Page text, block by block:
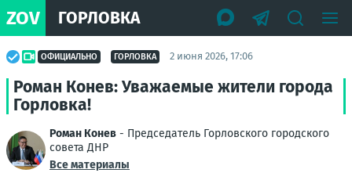
ZOV ГОРЛОВКА
ОФИЦИАЛЬНО ГОРЛОВКА 2 июня 2026, 17:06
Роман Конев: Уважаемые жители города
Горловка!
Роман Конев - Председатель Горловского городского
совета ДНР
Все материалы